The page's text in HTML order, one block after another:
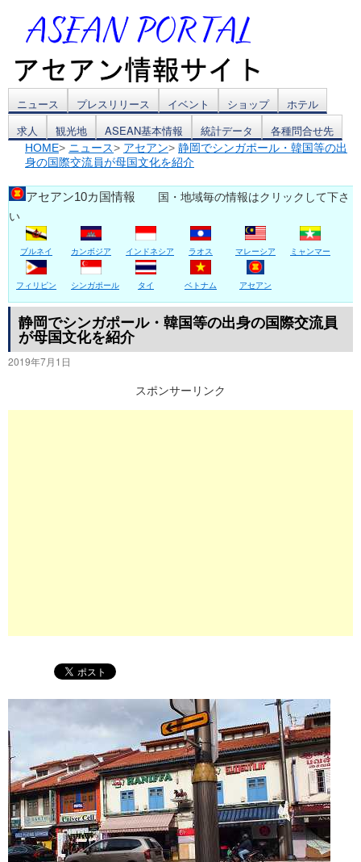
コ
ン
テ
ン
ツ
へ
ス
キ
ッ
ニュース プレスリリース イベント ショップ
ホテル
求人
観光地 ASEAN基本情報 統計データ 各種問合せ先
HOME> ニュース> アセアン> 静岡でシンガポール・韓国等の出
身の国際交流員が母国文化を紹介
アセアン10カ国情報 国・地域毎の情報はクリックして下さ
い
ブルネイ カンボジア インドネシア ラオス マレーシア ミャンマー
フィリピン シンガポール タイ ベトナム アセアン
静岡でシンガポール・韓国等の出身の国際交流員
が母国文化を紹介
2019年7月1日
スポンサーリンク